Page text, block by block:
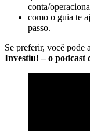
conta/
como o guia te
passo.
Se preferir, você pode
Investiu! – o podcast